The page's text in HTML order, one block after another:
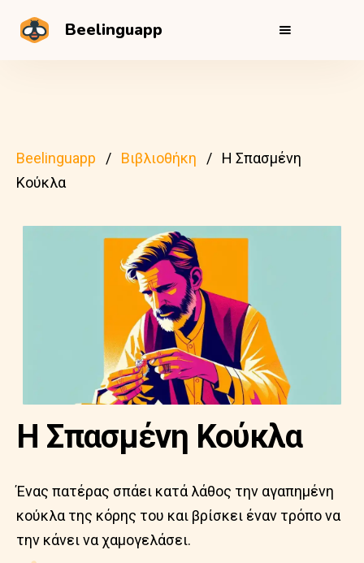
Beelinguapp
Beelinguapp Βιβλιοθήκη
Η Σπασμένη
Κούκλα
Η Σπασμένη Κούκλα
Ένας πατέρας σπάει κατά λάθος την αγαπημένη
κούκλα της κόρης του και βρίσκει έναν τρόπο να
την κάνει να χαμογελάσει.